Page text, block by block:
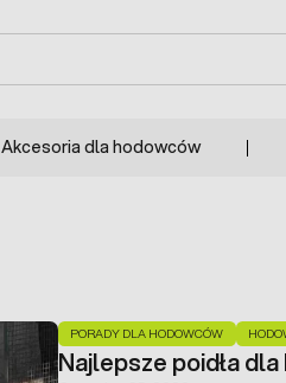
Akcesoria dla hodowców
PORADY DLA HODOWCÓW
Najlepsze poidła